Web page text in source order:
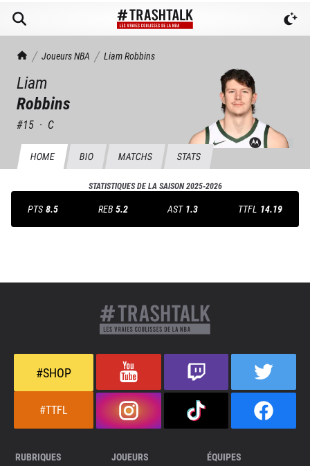
TrashTalk Actu NBA
Joueurs NBA LiamRobbins
Liam
Robbins
#15 · C
HOME BIO MATCHS STATS
STATISTIQUES DE LA SAISON2025-2026
PTS 8.5 REB 5.2 AST 1.3 TTFL 14.19
#SHOP
#TTFL
RUBRIQUES
JOUEURS ÉQUIPES